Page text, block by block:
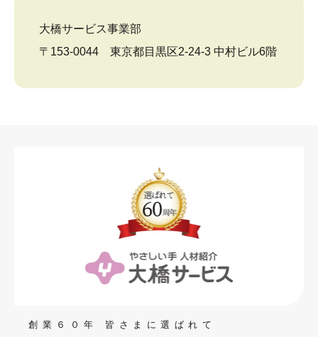
大橋サービス事業部
〒153-0044 東京都目黒区2-24-3 中村ビル6階
創業６０年 皆さまに選ばれて